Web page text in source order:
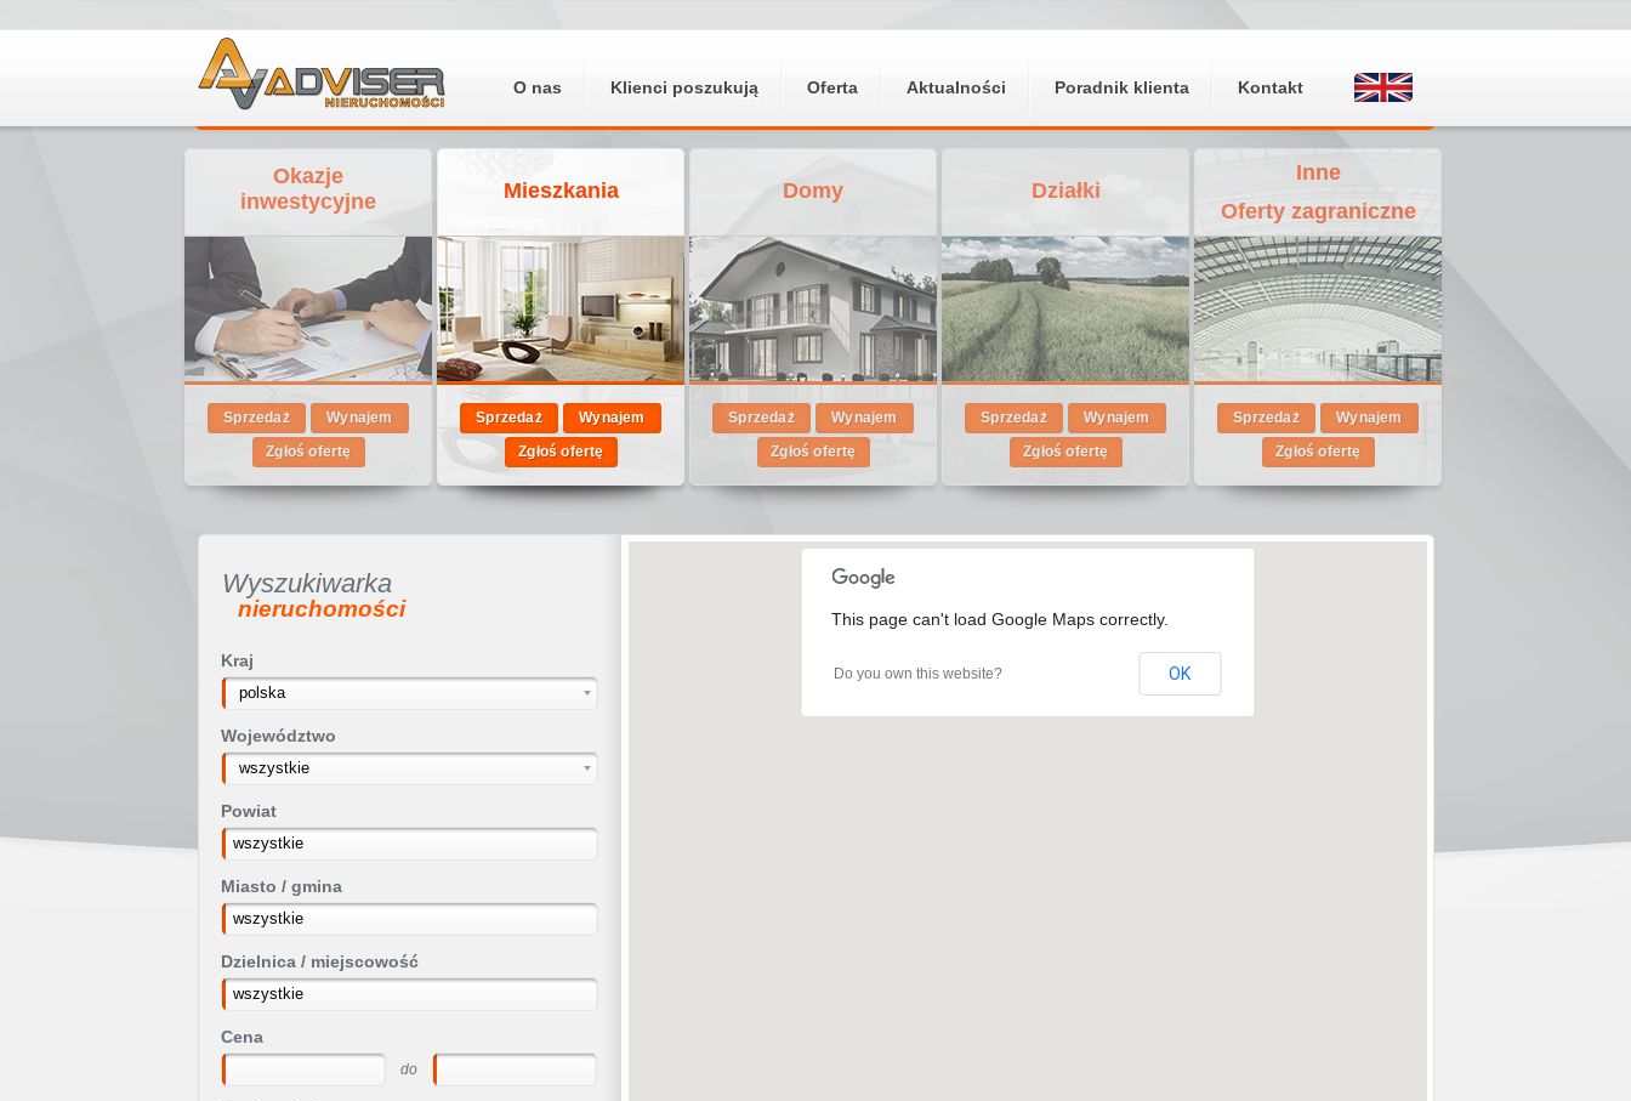
O nas Klienci poszukują Oferta Aktualności Poradnik klienta Kontakt
Okazje
inwestycyjne
Sprzedaż
Wynajem
Zgłoś ofertę
Mieszkania
Sprzedaż
Wynajem
Zgłoś ofertę
Domy
Sprzedaż
Wynajem
Zgłoś ofertę
Działki
Sprzedaż
Wynajem
Zgłoś ofertę
Inne
Oferty zagraniczne
Sprzedaż
Wynajem
Zgłoś ofertę
Wyszukiwarka
nieruchomości
Kraj
polska
Województwo
wszystkie
Powiat
Miasto / gmina
Dzielnica / miejscowość
Cena
do
This page can't load Google Maps correctly.
Do you own this website? OK